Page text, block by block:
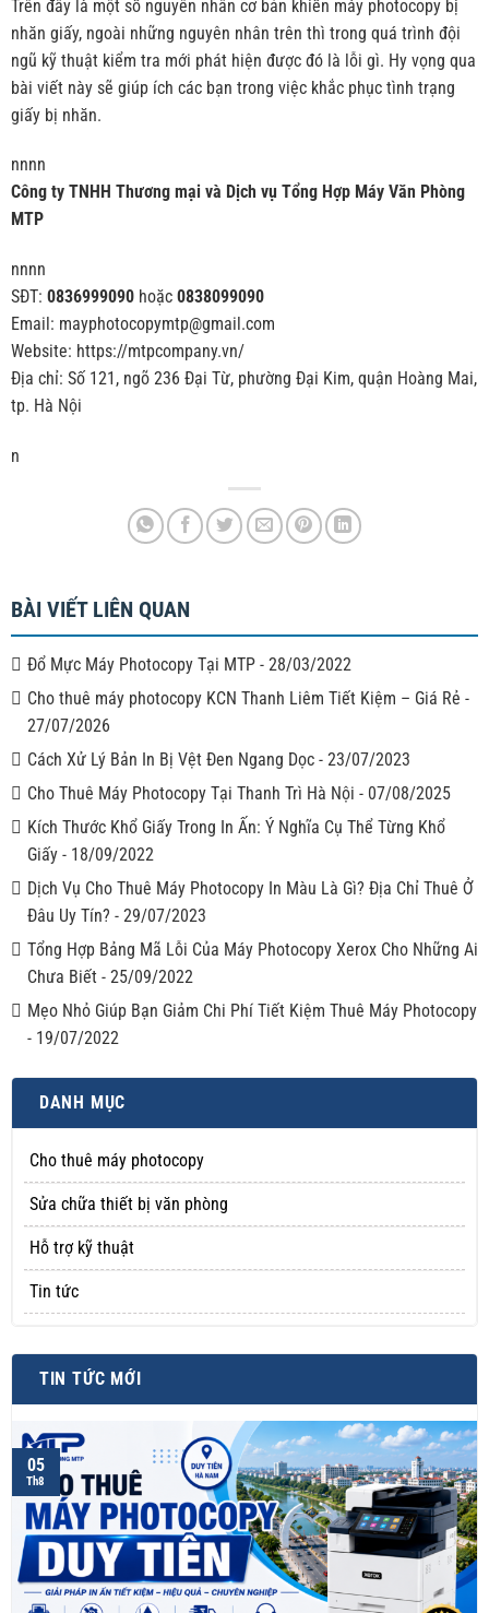
DANH MỤC
Cho thuê máy photocopy
Sửa chữa thiết bị văn phòng
Hỗ trợ kỹ thuật
Tin tức
TIN TỨC MỚI
05
Th8
Trên đây là một số nguyên nhân cơ bản khiến máy photocopy bị
nhăn giấy, ngoài những nguyên nhân trên thì trong quá trình đội
ngũ kỹ thuật kiểm tra mới phát hiện được đó là lỗi gì. Hy vọng qua
bài viết này sẽ giúp ích các bạn trong việc khắc phục tình trạng
giấy bị nhăn.
nnnn
Công ty TNHH Thương mại và Dịch vụ Tổng Hợp Máy Văn Phòng
MTP
nnnn
SĐT: 0836999090hoặc 0838099090
Email: mayphotocopymtp@gmail.com
Website: https://mtpcompany.vn/
Địa chỉ: Số 121, ngõ 236 Đại Từ, phường Đại Kim, quận Hoàng Mai,
tp. Hà Nội
n
BÀI VIẾT LIÊN QUAN
Đổ Mực Máy Photocopy Tại MTP- 28/03/2022
Cho thuê máy photocopy KCN Thanh Liêm Tiết Kiệm – Giá Rẻ -
27/07/2026
Cách Xử Lý Bản In Bị Vệt Đen Ngang Dọc- 23/07/2023
Cho Thuê Máy Photocopy Tại Thanh Trì Hà Nội - 07/08/2025
Kích Thước Khổ Giấy Trong In Ấn: Ý Nghĩa Cụ Thể Từng Khổ
Giấy- 18/09/2022
Dịch Vụ Cho Thuê Máy Photocopy In Màu Là Gì? Địa Chỉ Thuê Ở
Đâu Uy Tín? - 29/07/2023
Tổng Hợp Bảng Mã Lỗi Của Máy Photocopy Xerox Cho Những Ai
Chưa Biết- 25/09/2022
Mẹo Nhỏ Giúp Bạn Giảm Chi Phí Tiết Kiệm Thuê Máy Photocopy
- 19/07/2022